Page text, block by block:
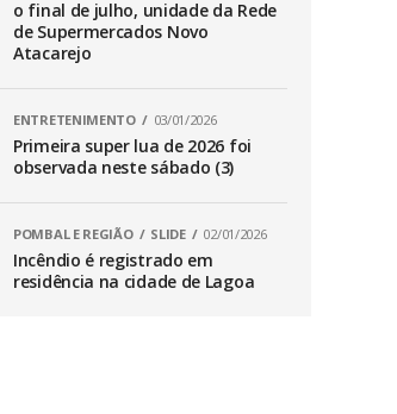
o final de julho, unidade da Rede
de Supermercados Novo
Atacarejo
ENTRETENIMENTO 03/01/2026
Primeira super lua de 2026 foi
observada neste sábado (3)
POMBAL E REGIÃO SLIDE 02/01/2026
Incêndio é registrado em
residência na cidade de Lagoa